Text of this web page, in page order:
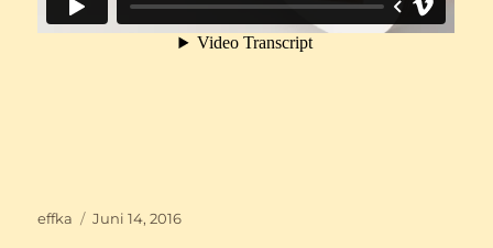
Autor
effka
Veröffentlicht
Juni 14, 2016